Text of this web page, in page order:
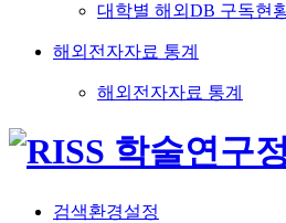
대학별 해외DB 구독현
해외전자자료 통계
해외전자자료 통계
검색환경설정